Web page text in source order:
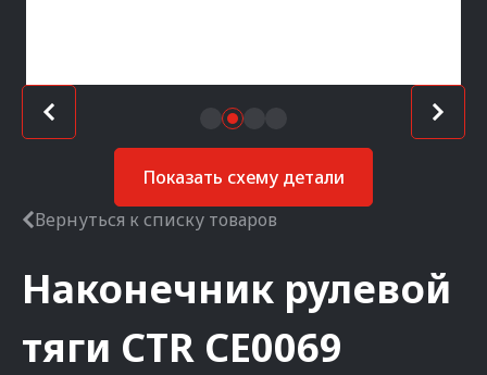
Показать схему детали
Вернуться к списку товаров
Наконечник рулевой
тяги CTR CE0069